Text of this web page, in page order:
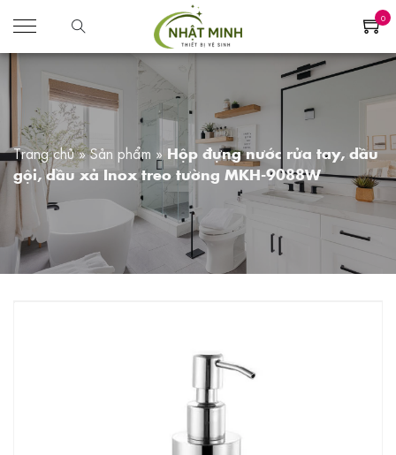
0
Trang chủ»Sản phẩm » Hộp đựng nước rửa tay, dầu
gội, dầu xả Inox treo tường MKH-9088W